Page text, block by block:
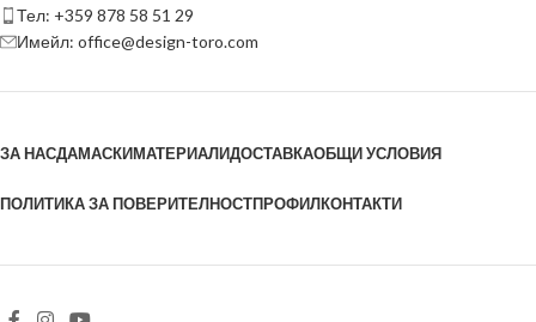
Тел: +359 878 58 51 29
Имейл: office@design-toro.com
ЗА НАСДАМАСКИМАТЕРИАЛИДОСТАВКАОБЩИ УСЛОВИЯ
ПОЛИТИКА ЗА ПОВЕРИТЕЛНОСТПРОФИЛКОНТАКТИ